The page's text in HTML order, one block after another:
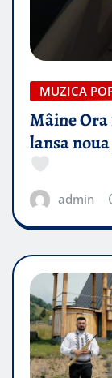
MUZICA
Mâine Ora
lansa
admin